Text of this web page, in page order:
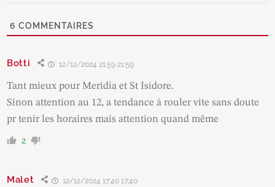
6 COMMENTAIRES
Botti 12/12/2024 21:59 21:59
Tant mieux pour Meridia et St Isidore.
Sinon attention au 12, a tendance à rouler vite sans doute
pr tenir les horaires mais attention quand même
2
Malet 12/12/2024 17:40 17:40